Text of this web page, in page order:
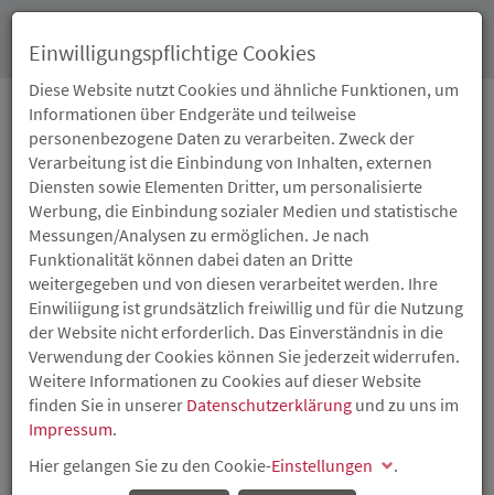
16.10.2014
UPA PACK AUS POLCH
IST LANDESSIEGER
Durch ISB gefördertes Unternehmen überzeugt bei KfW-
Award GründerChampions 2014
Die von der Investitions- und Strukturbank Rheinland-
Pfalz (ISB) geförderte UPA PACK GmbH aus Polch ist
rheinland-pfälzischer Gewinner des
Unternehmenswettbewerbs KfW-Award
GründerChampions 2014 und erhielt 1.000 Euro
Preisgeld. Der Hersteller von hochwertigen Produkten
aus Vollpappe für den sicheren Versand von Waren wurde
Einwilligungspflichtige Cookies
Diese Website nutzt Cookies und ähnliche Funktionen, um
Informationen über Endgeräte und teilweise
personenbezogene Daten zu verarbeiten. Zweck der
Verarbeitung ist die Einbindung von Inhalten, externen
Diensten sowie Elementen Dritter, um personalisierte
Werbung, die Einbindung sozialer Medien und statistische
Messungen/Analysen zu ermöglichen. Je nach
Funktionalität können dabei daten an Dritte
weitergegeben und von diesen verarbeitet werden. Ihre
Einwiliigung ist grundsätzlich freiwillig und für die Nutzung
der Website nicht erforderlich. Das Einverständnis in die
Verwendung der Cookies können Sie jederzeit widerrufen.
Weitere Informationen zu Cookies auf dieser Website
finden Sie in unserer Datenschutzerklärung und zu uns im
Impressum.
Hier gelangen Sie zu den Cookie-Einstellungen
.